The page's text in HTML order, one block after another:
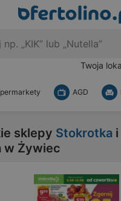
Twoja
AGD
sklepy Stokrotka
w Żywiec